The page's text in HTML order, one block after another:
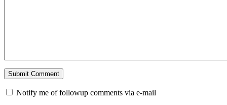
Notify me of followup comments via e-mail